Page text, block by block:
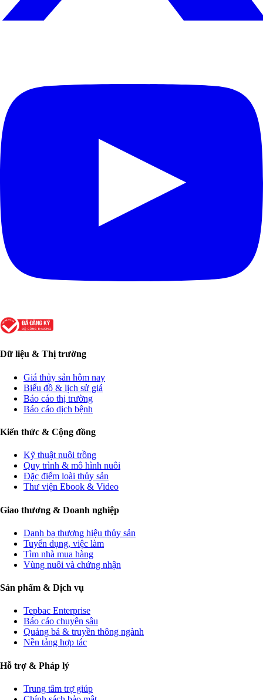
Dữ liệu & Thị trường
Giá thủy sản hôm nay
Biểu đồ & lịch sử giá
Báo cáo thị trường
Báo cáo dịch bệnh
Kiến thức & Cộng đồng
Kỹ thuật nuôi trồng
Quy trình & mô hình nuôi
Đặc điểm loài thủy sản
Thư viện Ebook & Video
Giao thương & Doanh nghiệp
Danh bạ thương hiệu thủy sản
Tuyển dụng, việc làm
Tìm nhà mua hàng
Vùng nuôi và chứng nhận
Sản phẩm & Dịch vụ
Tepbac Enterprise
Báo cáo chuyên sâu
Quảng bá & truyền thông ngành
Nền tảng hợp tác
Hỗ trợ & Pháp lý
Trung tâm trợ giúp